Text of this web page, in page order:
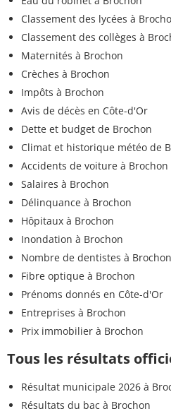
Classement des lycées à
Classement des collèges à
Maternités à Brochon
Crèches à Brochon
Impôts à Brochon
Avis de décès en Côte-d'Or
Dette et budget de Brochon
Climat et historique météo de
Accidents de voiture à Brochon
Salaires à Brochon
Délinquance à Brochon
Hôpitaux à Brochon
Inondation à Brochon
Nombre de dentistes à Brochon
Fibre optique à Brochon
Prénoms donnés en Côte-d'Or
Entreprises à Brochon
Prix immobilier à Brochon
Tous les résultats
Résultat municipale 2026 à
Résultats du bac à Brochon